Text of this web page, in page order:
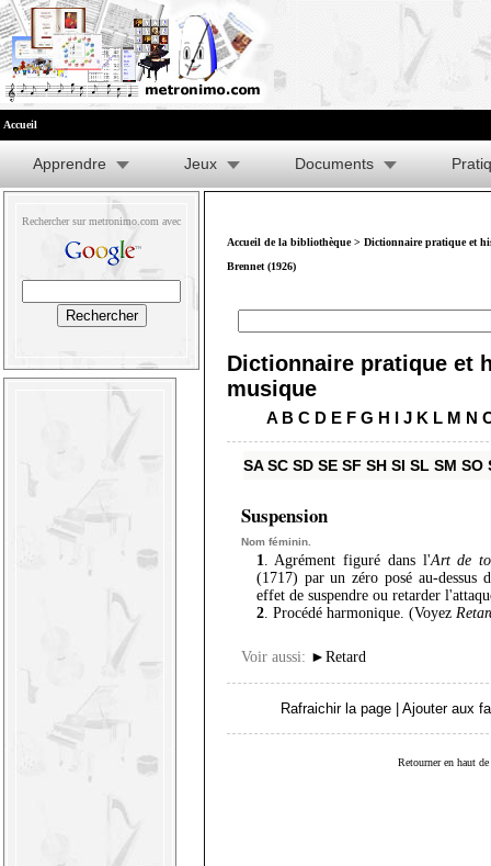
Accueil
Apprendre Jeux Documents
Rechercher sur metronimo.com avec
Accueil de la bibliothèque> Dictionnaire pratique et
Brennet (1926)
Dictionnaire pratique et
musique
A B C D E F G H I J K L M N
SA SC SD SE SF SH SI SL SM SO
Suspension
Nom féminin.
1. Agrément figuré dans l'Art de
(1717) par un zéro posé au-dessus
effet de suspendre ou retarder
2. Procédé harmonique. (Voyez
Voir aussi: ► Retard
Rafraichir la page Ajouter aux
Retourner en haut de